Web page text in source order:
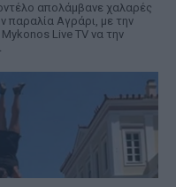
απολάμβανε χαλαρές
παραλία Αγράρι, με την
Live TV να την